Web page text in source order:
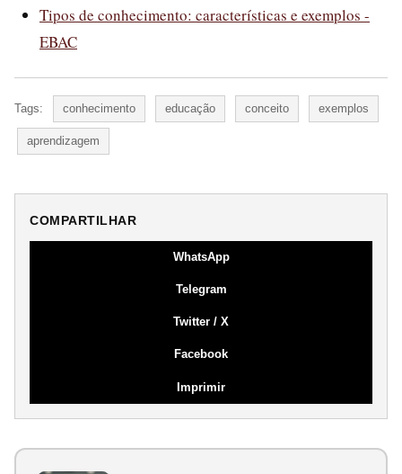
Tipos de conhecimento: características e exemplos -
EBAC
Tags: conhecimento educação conceito exemplos
aprendizagem
COMPARTILHAR
WhatsApp
Telegram
Twitter / X
Facebook
Imprimir